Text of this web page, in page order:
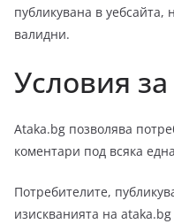
публикувана в
валидни.
Условия
Ataka.bg позволява
коментари под всяка
Потребителите,
изискванията на